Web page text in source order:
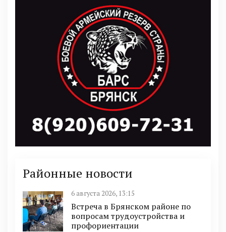
Районные новости
6 августа 2026, 13:15
Встреча в Брянском районе по
вопросам трудоустройства и
профориентации